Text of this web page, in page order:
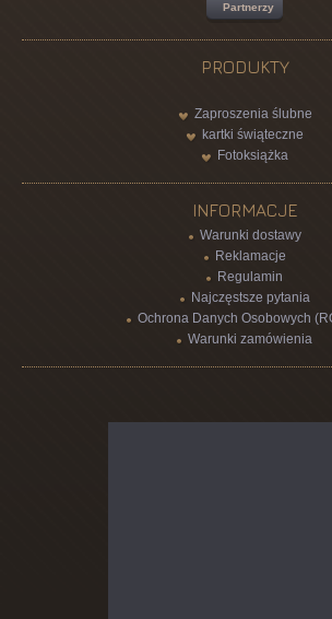
Partnerzy
PRODUKTY
Zaproszenia ślubne
kartki świąteczne
Fotoksiążka
INFORMACJE
Warunki dostawy
Reklamacje
Regulamin
Najczęstsze pytania
Ochrona Danych Osobowych
Warunki zamówienia